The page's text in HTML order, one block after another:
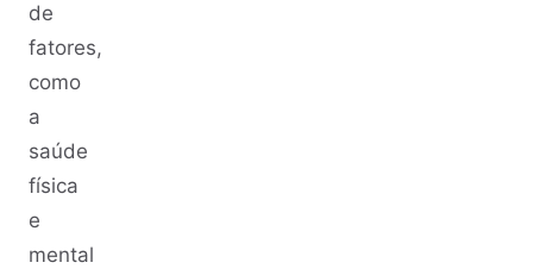
de
fatores,
como
a
saúde
física
e
mental